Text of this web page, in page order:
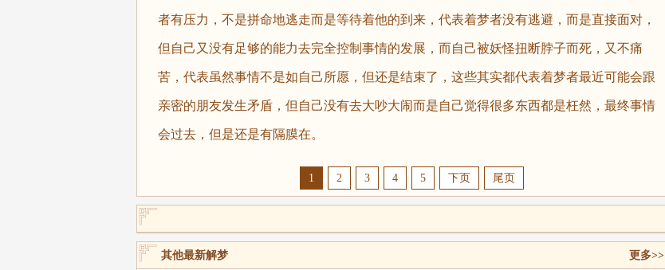
者有压力，不是拼命地逃走而是等待着他的到来，代表着梦者没有逃避，而是直接面对，
但自己又没有足够的能力去完全控制事情的发展，而自己被妖怪扭断脖子而死，又不痛
苦，代表虽然事情不是如自己所愿，但还是结束了，这些其实都代表着梦者最近可能会跟
亲密的朋友发生矛盾，但自己没有去大吵大闹而是自己觉得很多东西都是枉然，最终事情
会过去，但是还是有隔膜在。
1 2 3 4 5 下页 尾页
其他最新解梦
更多>>